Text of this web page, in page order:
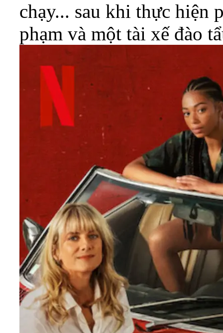
chạy... sau khi thực hiện
phạm và một tài xế đào